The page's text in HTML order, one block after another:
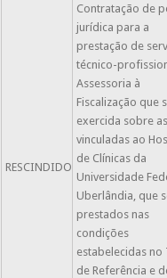
RESCINDIDO
Contratação de
jurídica para a
prestação de
técnico-
Assessoria à
Fiscalização que
exercida sobre
vinculadas ao
de Clínicas da
Universidade
Uberlândia, que
prestados nas
condições
estabelecidas no
de Referência e